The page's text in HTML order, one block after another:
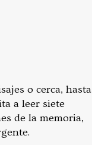
o cerca, hasta
a leer siete
de la memoria,